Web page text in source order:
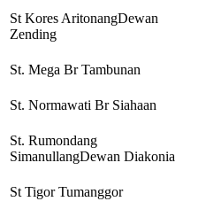
St Kores AritonangDewan
Zending
St. Mega Br Tambunan
St. Normawati Br Siahaan
St. Rumondang
SimanullangDewan Diakonia
St Tigor Tumanggor